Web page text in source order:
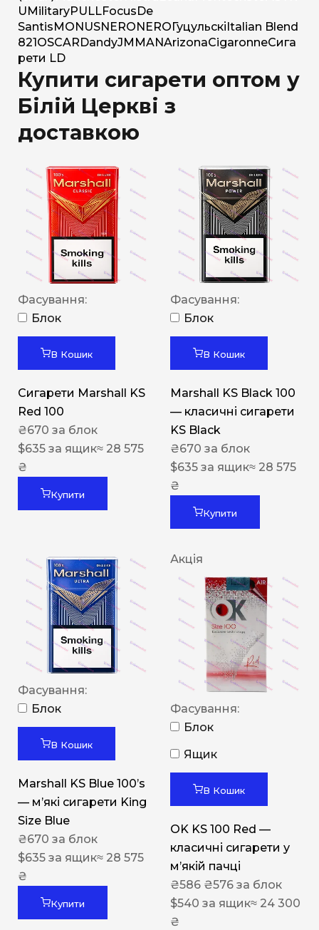
U MilitaryPULLFocus De
Santis MONUSNERO NERO Гуцульскі Italian Blend
821 OSCAR DandyJM MANArizonaCigaronneСига
рети LD
Купити сигарети оптом у
Білій Церкві з
доставкою
Фасування:
Блок
В Кошик
Сигарети Marshall KS
Red 100
₴670 за блок
$635 за ящик≈ 28 575
₴
Купити
Фасування:
Блок
В Кошик
Marshall KS Black 100
— класичні сигарети
KS Black
₴670 за блок
$635 за ящик≈ 28 575
₴
Купити
Фасування:
Блок
В Кошик
Marshall KS Blue 100’s
— м’які сигарети King
Size Blue
₴670 за блок
$635 за ящик≈ 28 575
₴
Купити
Акція
Фасування:
Блок
Ящик
В Кошик
OK KS 100 Red —
класичні сигарети у
м’якій пачці
₴586 ₴576 за блок
$540 за ящик≈ 24 300
₴